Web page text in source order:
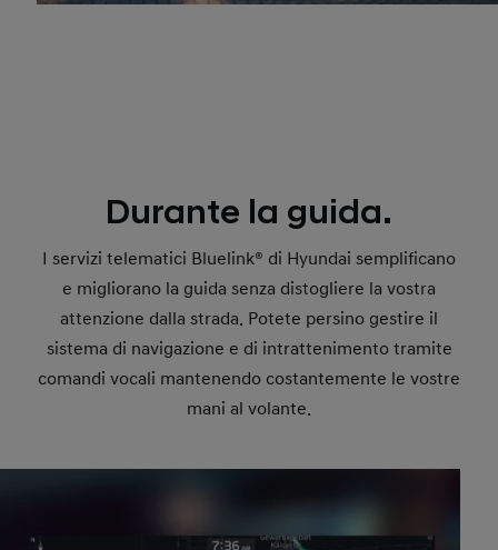
Durante la guida.
I servizi telematici Bluelink® di Hyundai semplificano
e migliorano la guida senza distogliere la vostra
attenzione dalla strada. Potete persino gestire il
sistema di navigazione e di intrattenimento tramite
comandi vocali mantenendo costantemente le vostre
mani al volante.